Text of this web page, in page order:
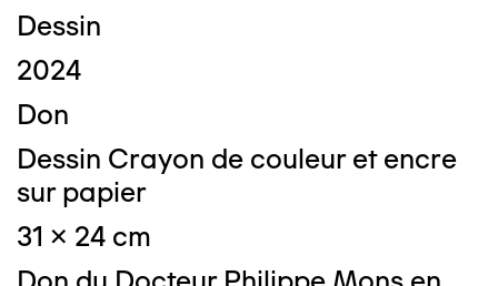
Dessin
2024
Don
Dessin Crayon de couleur et encre
sur papier
31 x 24 cm